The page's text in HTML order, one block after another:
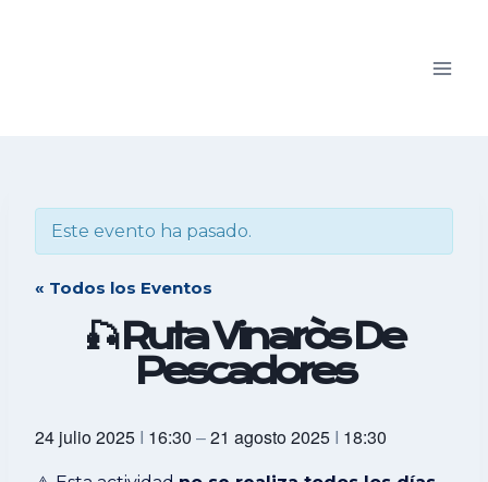
Este evento ha pasado.
« Todos los Eventos
🎣 Ruta Vinaròs De
Pescadores
24 julio 2025 I 16:30 –21 agosto 2025 I 18:30